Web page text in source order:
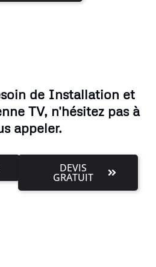
de Installation et
TV, n'hésitez pas à
appeler.
DEVIS
GRATUIT